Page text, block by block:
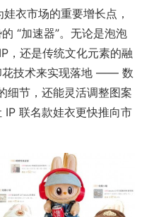
衣市场的重要增长点，
“加速器”。无论是泡泡
，还是传统文化元素的融
花技术来实现落地 —— 数
细节，还能灵活调整图案
IP 联名款娃衣更快推向市